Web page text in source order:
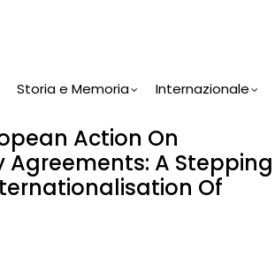
Storia e Memoria Internazionale
Action On
A Stepping
Of